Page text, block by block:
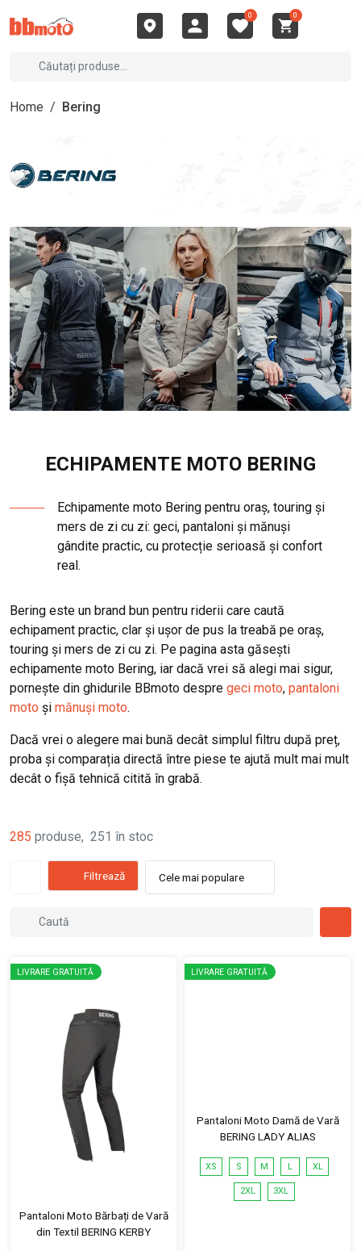
0 0
Home / Bering
ECHIPAMENTE MOTO BERING
Echipamente moto Bering pentru oraș, touring și
mers de zi cu zi: geci, pantaloni și mănuși
gândite practic, cu protecție serioasă și confort
real.
Bering este un brand bun pentru riderii care caută
echipament practic, clar și ușor de pus la treabă pe oraș,
touring și mers de zi cu zi. Pe pagina asta găsești
echipamente moto Bering, iar dacă vrei să alegi mai sigur,
pornește din ghidurile BBmoto despre geci moto, pantaloni
moto și mănuși moto.
Dacă vrei o alegere mai bună decât simplul filtru după preț,
proba și comparația directă între piese te ajută mult mai mult
decât o fișă tehnică citită în grabă.
285 produse, 251 în stoc
Filtrează Cele mai populare
LIVRARE GRATUITĂ
Pantaloni Moto Bărbați de Vară
din Textil BERING KERBY
LIVRARE GRATUITĂ
Pantaloni Moto Damă de Vară
BERING LADY ALIAS
XS S M L XL
2XL 3XL